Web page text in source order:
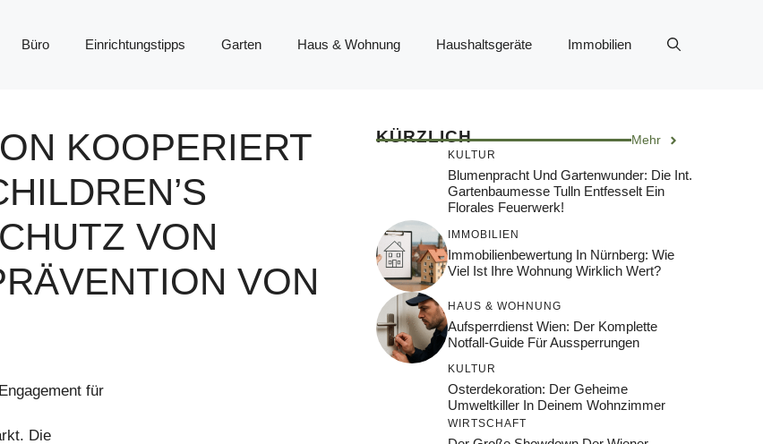
Büro Einrichtungstipps Garten Haus & Wohnung Haushaltsgeräte Immobilien
KOOPERIERT
VON
VON
für
Die
KÜRZLICH Mehr
KULTUR
Blumenpracht Und Gartenwunder: Die Int.
Gartenbaumesse Tulln Entfesselt Ein
Florales Feuerwerk!
IMMOBILIEN
Immobilienbewertung In Nürnberg: Wie
Viel Ist Ihre Wohnung Wirklich Wert?
HAUS & WOHNUNG
Aufsperrdienst Wien: Der Komplette
Notfall-Guide Für Aussperrungen
KULTUR
Osterdekoration: Der Geheime
Umweltkiller In Deinem Wohnzimmer
WIRTSCHAFT